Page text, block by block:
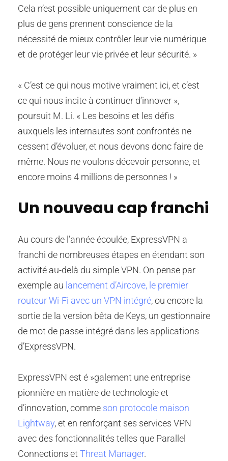
Cela n’est possible uniquement car de plus en
plus de gens prennent conscience de la
nécessité de mieux contrôler leur vie numérique
et de protéger leur vie privée et leur sécurité. »
« C’est ce qui nous motive vraiment ici, et c’est
ce qui nous incite à continuer d’innover »,
poursuit M. Li. « Les besoins et les défis
auxquels les internautes sont confrontés ne
cessent d’évoluer, et nous devons donc faire de
même. Nous ne voulons décevoir personne, et
encore moins 4 millions de personnes ! »
Un nouveau cap franchi
Au cours de l’année écoulée, ExpressVPN a
franchi de nombreuses étapes en étendant son
activité au-delà du simple VPN. On pense par
exemple au lancement d’Aircove, le premier
routeur Wi-Fi avec un VPN intégré, ou encore la
sortie de la version bêta de Keys, un gestionnaire
de mot de passe intégré dans les applications
d’ExpressVPN.
ExpressVPN est é »galement une entreprise
pionnière en matière de technologie et
d’innovation, comme son protocole maison
Lightway, et en renforçant ses services VPN
avec des fonctionnalités telles que Parallel
Connections et Threat Manager.